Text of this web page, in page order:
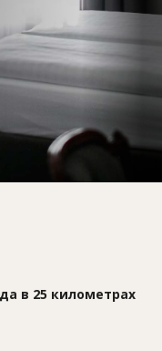
в 25 километрах